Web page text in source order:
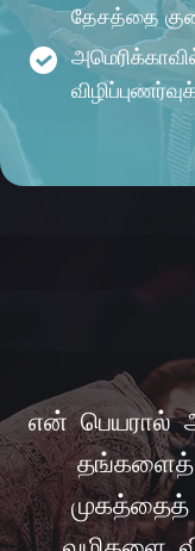
தேசத்தை
என் பெயரால்
தங்களைத்